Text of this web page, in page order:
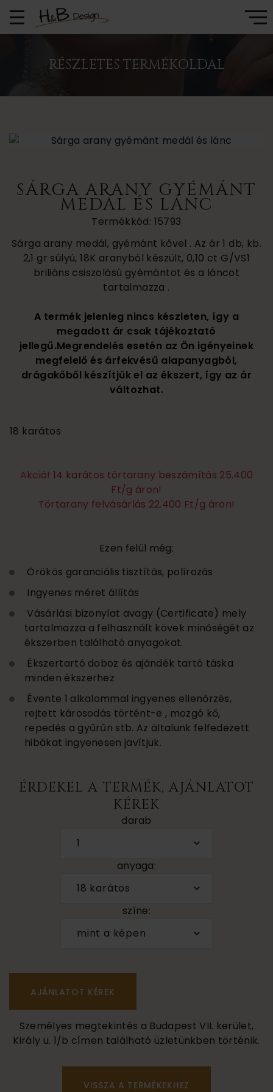
RÉSZLETES TERMÉKOLDAL
SÁRGA ARANY GYÉMÁNT
MEDÁL ÉS LÁNC
Termékkód: 15793
Sárga arany medál, gyémánt kővel . Az ár 1 db, kb.
2,1 gr súlyú, 18K aranyból készült, 0,10 ct G/VS1
briliáns csiszolású gyémántot és a láncot
tartalmazza .
A termék jelenleg nincs készleten, így a
megadott ár csak tájékoztató
jellegű.Megrendelés esetén az Ön igényeinek
megfelelő és árfekvésű alapanyagból,
drágakőből készítjük el az ékszert, így az ár
változhat.
18 karátos
Akció! 14 karátos törtarany beszámítás 25.400
Ft/g áron!
Törtarany felvásárlás 22.400 Ft/g áron!
Ezen felül még:
Örökös garanciális tisztítás, polírozás
Ingyenes méret állítás
Vásárlási bizonylat avagy (Certificate) mely
tartalmazza a felhasznált kövek minőségét az
ékszerben található anyagokat.
Ékszertartó doboz és ajándék tartó táska
minden ékszerhez
Évente 1 alkalommal ingyenes ellenőrzés,
rejtett károsodás történt-e , mozgó kő,
repedés a gyűrűn stb. Az általunk felfedezett
hibákat ingyenesen javítjuk.
ÉRDEKEL A TERMÉK, AJÁNLATOT
KÉREK
darab
1
anyaga:
18 karátos
színe:
mint a képen
Személyes megtekintés a Budapest VII. kerület,
Király u. 1/b címen található üzletünkben történik.
VISSZA A TERMÉKEKHEZ